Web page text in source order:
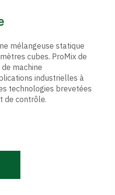
mélangeuse statique
cubes. ProMix de
machine
industrielles à
technologies brevetées
de contrôle.